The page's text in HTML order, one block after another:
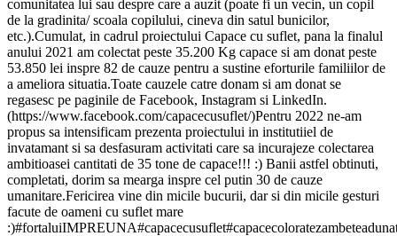
comunitatea lui sau despre care a auzit (poate fi un vecin, un copil
de la gradinita/ scoala copilului, cineva din satul bunicilor,
etc.).Cumulat, in cadrul proiectului Capace cu suflet, pana la finalul
anului 2021 am colectat peste 35.200 Kg capace si am donat peste
53.850 lei inspre 82 de cauze pentru a sustine eforturile familiilor de
a ameliora situatia.Toate cauzele catre donam si am donat se
regasesc pe paginile de Facebook, Instagram si LinkedIn.
(https://www.facebook.com/capacecusuflet/)Pentru 2022 ne-am
propus sa intensificam prezenta proiectului in institutiiel de
invatamant si sa desfasuram activitati care sa incurajeze colectarea
ambitioasei cantitati de 35 tone de capace!!! :) Banii astfel obtinuti,
completati, dorim sa mearga inspre cel putin 30 de cauze
umanitare.Fericirea vine din micile bucurii, dar si din micile gesturi
facute de oameni cu suflet mare